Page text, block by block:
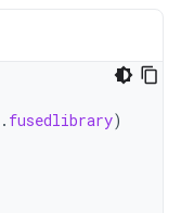
. fusedlibrary)